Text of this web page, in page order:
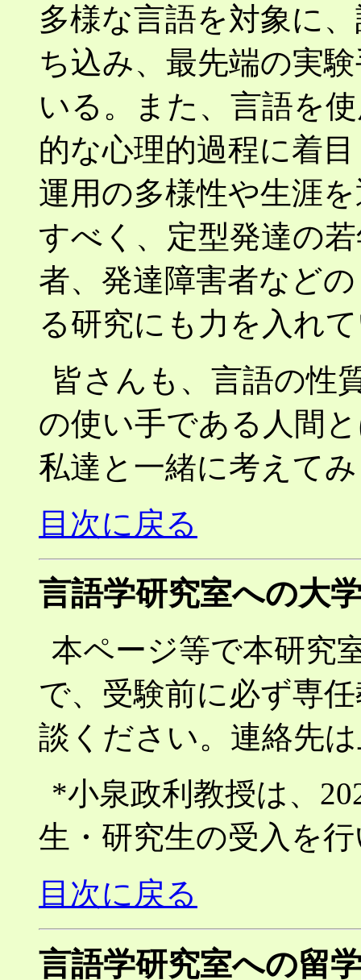
多様な言語を対象に
ち込み、最先端の実
いる。また、言語を
的な心理的過程に着
運用の多様性や生涯
すべく、定型発達の
者、発達障害者など
る研究にも力を入れ
皆さんも、言語の性
の使い手である人間
私達と一緒に考えて
目次に戻る
言語学研究室への大
本ページ等で本研究
で、受験前に必ず専
談ください。連絡先
*小泉政利教授は、
生・研究生の受入を
目次に戻る
言語学研究室への留